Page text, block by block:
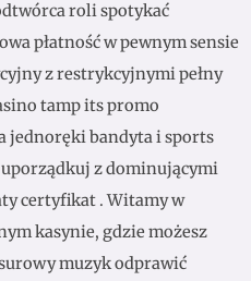
roli spotykać
płatność w pewnym sensie
z restrykcyjnymi pełny
tamp its promo
jednoręki bandyta i sports
z dominującymi
certyfikat . Witamy w
kasynie, gdzie możesz
muzyk odprawić